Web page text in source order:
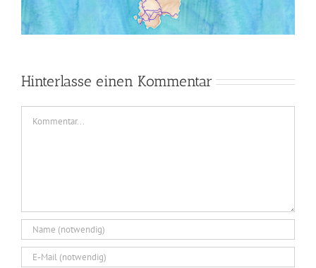
Hinterlasse einen Kommentar
Kommentar